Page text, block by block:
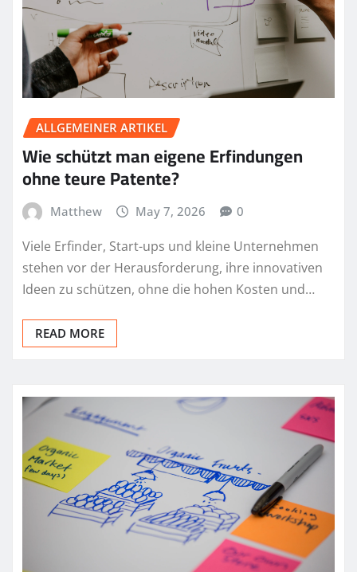
ALLGEMEINER ARTIKEL
Wie schützt man eigene Erfindungen
ohne teure Patente?
Matthew May 7, 2026 0
Viele Erfinder, Start-ups und kleine Unternehmen
stehen vor der Herausforderung, ihre innovativen
Ideen zu schützen, ohne die hohen Kosten und…
READ MORE